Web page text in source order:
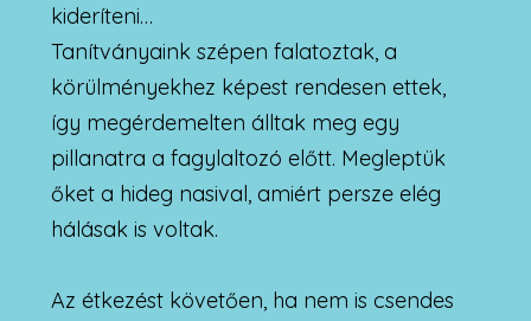
kideríteni…
Tanítványaink szépen falatoztak, a
körülményekhez képest rendesen ettek,
így megérdemelten álltak meg egy
pillanatra a fagylaltozó előtt. Megleptük
őket a hideg nasival, amiért persze elég
hálásak is voltak.
Az étkezést követően, ha nem is csendes